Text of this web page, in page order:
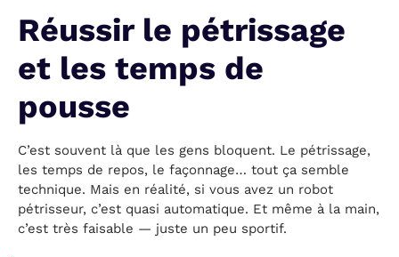
Réussir le pétrissage
et les temps de
pousse
C’est souvent là que les gens bloquent. Le pétrissage,
les temps de repos, le façonnage… tout ça semble
technique. Mais en réalité, si vous avez un robot
pétrisseur, c’est quasi automatique. Et même à la main,
c’est très faisable — juste un peu sportif.